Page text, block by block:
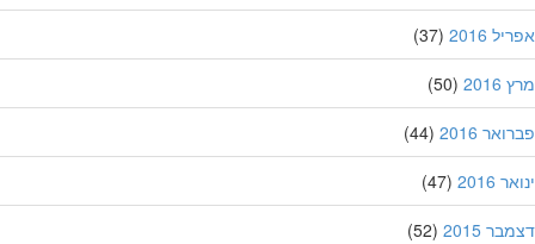
2016
(37)
(50)
2016
(44)
2016
(47)
2015
(52)